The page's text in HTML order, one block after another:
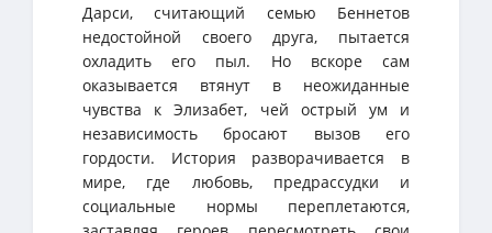
Дарси, считающий семью Беннетов
недостойной своего друга, пытается
охладить его пыл. Но вскоре сам
оказывается втянут в неожиданные
чувства к Элизабет, чей острый ум и
независимость бросают вызов его
гордости. История разворачивается в
мире, где любовь, предрассудки и
социальные нормы переплетаются,